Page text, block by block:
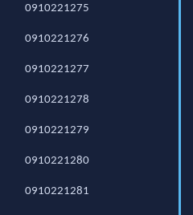
0910221275
0910221276
0910221277
0910221278
0910221279
0910221280
0910221281